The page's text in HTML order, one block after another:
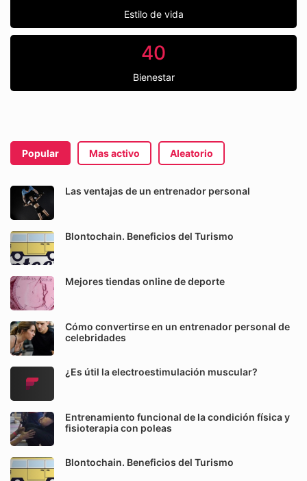
Estilo de vida
40
Bienestar
Popular Mas activo Aleatorio
Las ventajas de un entrenador personal
Blontochain. Beneficios del Turismo
Mejores tiendas online de deporte
Cómo convertirse en un entrenador personal de
celebridades
¿Es útil la electroestimulación muscular?
Entrenamiento funcional de la condición física y
fisioterapia con poleas
Blontochain. Beneficios del Turismo